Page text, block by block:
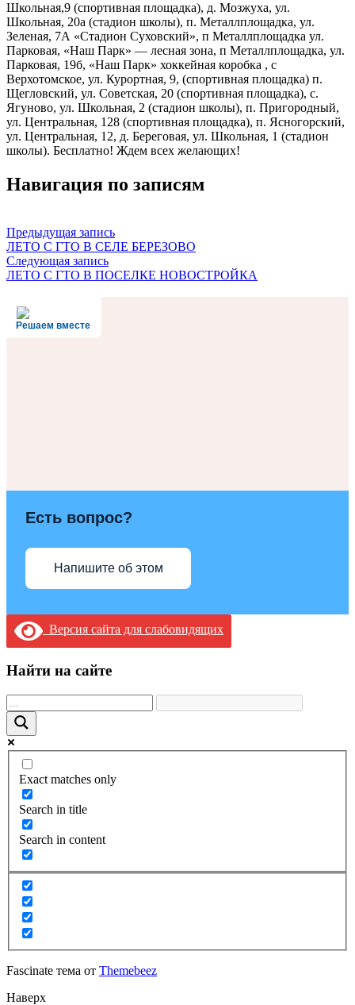
Школьная,9 (спортивная площадка), д. Мозжуха, ул.
Школьная, 20а (стадион школы), п. Металлплощадка, ул.
Зеленая, 7А «Стадион Суховский», п Металлплощадка ул.
Парковая, «Наш Парк» — лесная зона, п Металлплощадка, ул.
Парковая, 19б, «Наш Парк» хоккейная коробка , с
Верхотомское, ул. Курортная, 9, (спортивная площадка) п.
Щегловский, ул. Советская, 20 (спортивная площадка), с.
Ягуново, ул. Школьная, 2 (стадион школы), п. Пригородный,
ул. Центральная, 128 (спортивная площадка), п. Ясногорский,
ул. Центральная, 12, д. Береговая, ул. Школьная, 1 (стадион
школы). Бесплатно! Ждем всех желающих!
Навигация по записям
Предыдущая запись
ЛЕТО С ГТО В СЕЛЕ БЕРЕЗОВО
Следующая запись
ЛЕТО С ГТО В ПОСЕЛКЕ НОВОСТРОЙКА
Решаем вместе
Есть вопрос?
Напишите об этом
Версия сайта для слабовидящих
Найти на сайте
Exact matches only
Search in title
Search in content
Fascinate тема от Themebeez
Наверх